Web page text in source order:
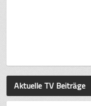
Aktuelle TV Beiträge